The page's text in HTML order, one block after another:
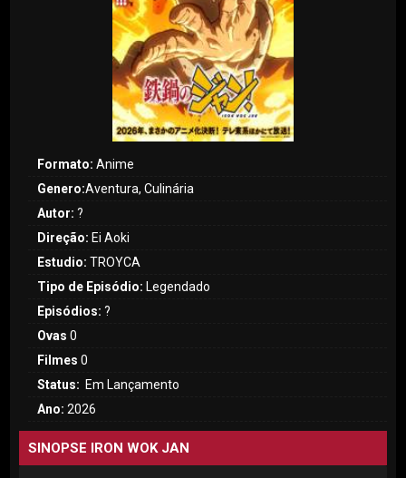
Formato: Anime
Genero:Aventura, Culinária
Autor:?
Direção: Ei Aoki
Estudio:TROYCA
Tipo de Episódio: Legendado
Episódios: ?
Ovas 0
Filmes 0
Status: Em Lançamento
Ano: 2026
SINOPSE IRON WOK JAN